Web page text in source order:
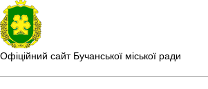
Офіційний сайт Бучанської міської ради